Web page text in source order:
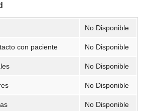
No Disponible
con paciente No Disponible
No Disponible
No Disponible
No Disponible